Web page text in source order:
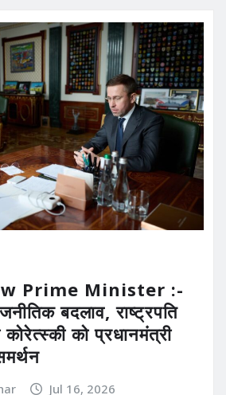
Prime Minister :-
बदलाव, राष्ट्रपति
को प्रधानमंत्री
Jul 16, 2026